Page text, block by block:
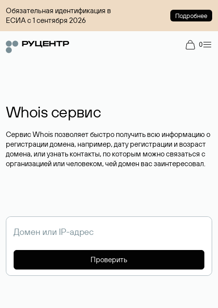
Обязательная идентификация в
ЕСИА с 1 сентября 2026
Подробнее
0
Whois сервис
Сервис Whois позволяет быстро получить всю информацию о
регистрации домена, например, дату регистрации и возраст
домена, или узнать контакты, по которым можно связаться с
организацией или человеком, чей домен вас заинтересовал.
Проверить